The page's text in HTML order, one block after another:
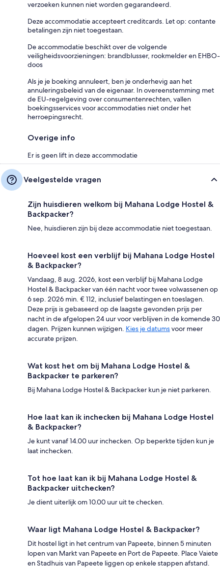
verzoeken kunnen niet worden gegarandeerd.
Deze accommodatie accepteert creditcards. Let op: contante
betalingen zijn niet toegestaan.
De accommodatie beschikt over de volgende
veiligheidsvoorzieningen: brandblusser, rookmelder en EHBO-
doos
Als je je boeking annuleert, ben je onderhevig aan het
annuleringsbeleid van de eigenaar. In overeenstemming met
de EU-regelgeving over consumentenrechten, vallen
boekingsservices voor accommodaties niet onder het
herroepingsrecht.
Overige info
Er is geen lift in deze accommodatie
Veelgestelde vragen
Zijn huisdieren welkom bij Mahana Lodge Hostel &
Backpacker?
Nee, huisdieren zijn bij deze accommodatie niet toegestaan.
Hoeveel kost een verblijf bij Mahana Lodge Hostel
& Backpacker?
Vandaag, 8 aug. 2026, kost een verblijf bij Mahana Lodge
Hostel & Backpacker van één nacht voor twee volwassenen op
6 sep. 2026 min. € 112, inclusief belastingen en toeslagen.
Deze prijs is gebaseerd op de laagste gevonden prijs per
nacht in de afgelopen 24 uur voor verblijven in de komende 30
dagen. Prijzen kunnen wijzigen. Kies je datumsvoor meer
accurate prijzen.
Wat kost het om bij Mahana Lodge Hostel &
Backpacker te parkeren?
Bij Mahana Lodge Hostel & Backpacker kun je niet parkeren.
Hoe laat kan ik inchecken bij Mahana Lodge Hostel
& Backpacker?
Je kunt vanaf 14.00 uur inchecken. Op beperkte tijden kun je
laat inchecken.
Tot hoe laat kan ik bij Mahana Lodge Hostel &
Backpacker uitchecken?
Je dient uiterlijk om 10.00 uur uit te checken.
Waar ligt Mahana Lodge Hostel & Backpacker?
Dit hostel ligt in het centrum van Papeete, binnen 5 minuten
lopen van Markt van Papeete en Port de Papeete. Place Vaiete
en Stadhuis van Papeete liggen op enkele stappen afstand.